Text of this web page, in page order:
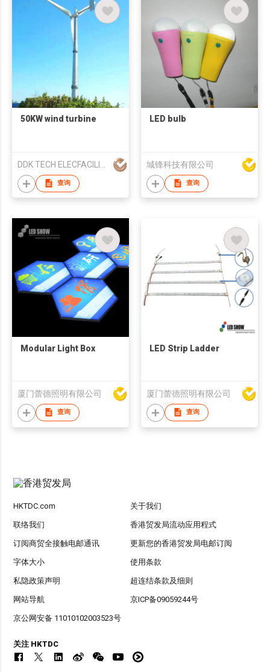
50KW wind turbine
查询
LED bulb
城锋科技有限公司
查询
Modular Light Box
厦门蕾德照明有限公司
查询
LED Strip Ladder
厦门蕾德照明有限公司
查询
HKTDC.com 关于我们
联络我们 香港贸发局流动应用程式
订阅商贸全接触电邮通讯 更新您的香港贸发局电邮订阅
字体大小 使用条款
私隐政策声明 超连结条款及细则
网站导航 京ICP备09059244号
京公网安备 11010102003523号
关注 HKTDC